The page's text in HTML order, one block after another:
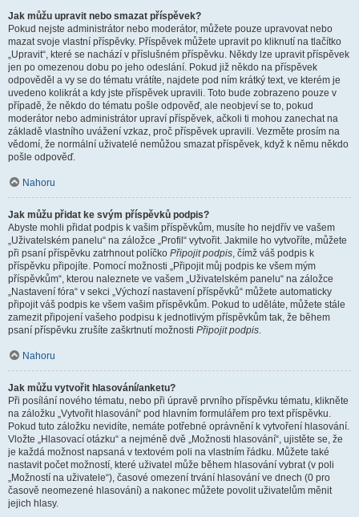
Jak můžu upravit nebo smazat příspěvek?
Pokud nejste administrátor nebo moderátor, můžete pouze upravovat nebo
mazat svoje vlastní příspěvky. Příspěvek můžete upravit po kliknutí na tlačítko
„Upravit“, které se nachází v příslušném příspěvku. Někdy lze upravit příspěvek
jen po omezenou dobu po jeho odeslání. Pokud již někdo na příspěvek
odpověděl a vy se do tématu vrátíte, najdete pod ním krátký text, ve kterém je
uvedeno kolikrát a kdy jste příspěvek upravili. Toto bude zobrazeno pouze v
případě, že někdo do tématu pošle odpověď, ale neobjeví se to, pokud
moderátor nebo administrátor upraví příspěvek, ačkoli ti mohou zanechat na
základě vlastního uvážení vzkaz, proč příspěvek upravili. Vezměte prosím na
vědomí, že normální uživatelé nemůžou smazat příspěvek, když k němu někdo
pošle odpověď.
Nahoru
Jak můžu přidat ke svým příspěvků podpis?
Abyste mohli přidat podpis k vašim příspěvkům, musíte ho nejdřív ve vašem
„Uživatelském panelu“ na záložce „Profil“ vytvořit. Jakmile ho vytvoříte, můžete
při psaní příspěvku zatrhnout políčko Připojit podpis, čímž váš podpis k
příspěvku připojíte. Pomocí možnosti „Připojit můj podpis ke všem mým
příspěvkům“, kterou naleznete ve vašem „Uživatelském panelu“ na záložce
„Nastavení fóra“ v sekci „Výchozí nastavení příspěvků“ můžete automaticky
připojit váš podpis ke všem vašim příspěvkům. Pokud to uděláte, můžete stále
zamezit připojení vašeho podpisu k jednotlivým příspěvkům tak, že během
psaní příspěvku zrušíte zaškrtnutí možnosti Připojit podpis.
Nahoru
Jak můžu vytvořit hlasování/anketu?
Při posílání nového tématu, nebo při úpravě prvního příspěvku tématu, klikněte
na záložku „Vytvořit hlasování“ pod hlavním formulářem pro text příspěvku.
Pokud tuto záložku nevidíte, nemáte potřebné oprávnění k vytvoření hlasování.
Vložte „Hlasovací otázku“ a nejméně dvě „Možnosti hlasování“, ujistěte se, že
je každá možnost napsaná v textovém poli na vlastním řádku. Můžete také
nastavit počet možností, které uživatel může během hlasování vybrat (v poli
„Možností na uživatele“), časové omezení trvání hlasování ve dnech (0 pro
časově neomezené hlasování) a nakonec můžete povolit uživatelům měnit
jejich hlasy.